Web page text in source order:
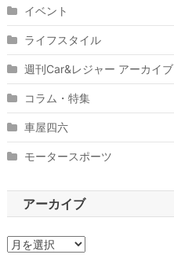
イベント
ライフスタイル
週刊Car&レジャー アーカイブ
コラム・特集
車屋四六
モータースポーツ
アーカイブ
ア